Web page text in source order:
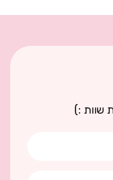
שוות :)